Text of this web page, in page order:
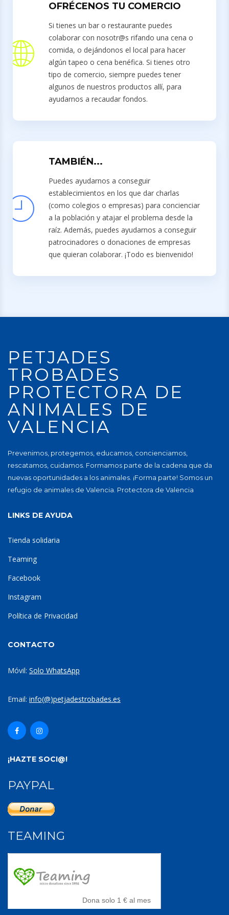
OFRÉCENOS TU COMERCIO
Si tienes un bar o restaurante puedes
colaborar con nosotr@s rifando una cena o
comida, o dejándonos el local para hacer
algún tapeo o cena benéfica. Si tienes otro
tipo de comercio, siempre puedes tener
algunos de nuestros productos allí, para
ayudarnos a recaudar fondos.
TAMBIÉN...
Puedes ayudarnos a conseguir
establecimientos en los que dar charlas
(como colegios o empresas) para concienciar
a la población y atajar el problema desde la
raíz. Además, puedes ayudarnos a conseguir
patrocinadores o donaciones de empresas
que quieran colaborar. ¡Todo es bienvenido!
PETJADES
TROBADES
PROTECTORA DE
ANIMALES DE
VALENCIA
Prevenimos, protegemos, educamos, concienciamos,
rescatamos, cuidamos. Formamos parte de la cadena que da
nuevas oportunidades a los animales. ¡Forma parte! Somos un
refugio de animales de Valencia. Protectora de Valencia
LINKS DE AYUDA
Tienda solidaria
Teaming
Facebook
Instagram
Política de Privacidad
CONTACTO
Móvil: Solo WhatsApp
Email: info(@)petjadestrobades.es
¡HAZTE SOCI@!
PAYPAL
TEAMING